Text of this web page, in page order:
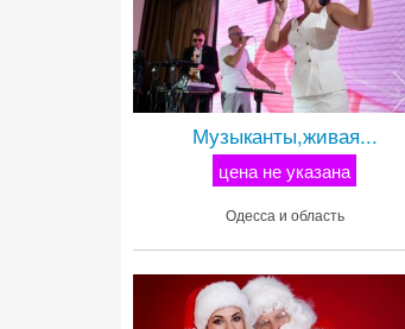
Музыканты,живая...
цена не указана
Одесса и область